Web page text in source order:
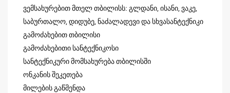
ვემსახურებით მთელ თბილისს: გლდანი, ისანი, ვაკე,
საბურთალო, დიდუბე, ნაძალადევი და სხვასანტექნიკი
გამოძახებით თბილისი
გამოძახებითი სანტექნიკოსი
სანტექნიკური მომსახურება თბილისში
ონკანის შეკეთება
მილების გაწმენდა